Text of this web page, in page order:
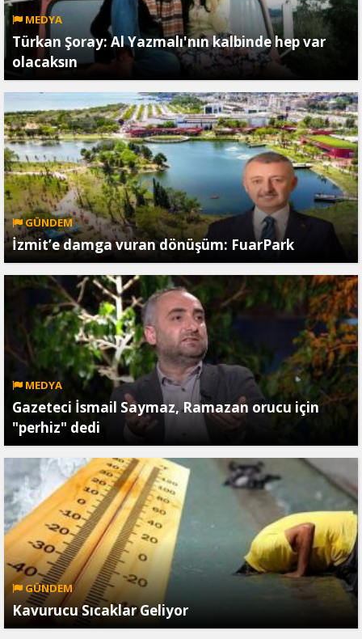
MEDYA
Türkan Şoray: Al Yazmalı'nın kalbinde hep var
olacaksın
GÜNDEM
İzmit’e damga vuran dönüşüm: FuarPark
MEDYA
Gazeteci İsmail Saymaz, Ramazan orucu için
"perhiz" dedi
GÜNDEM
Kavurucu Sıcaklar Geliyor